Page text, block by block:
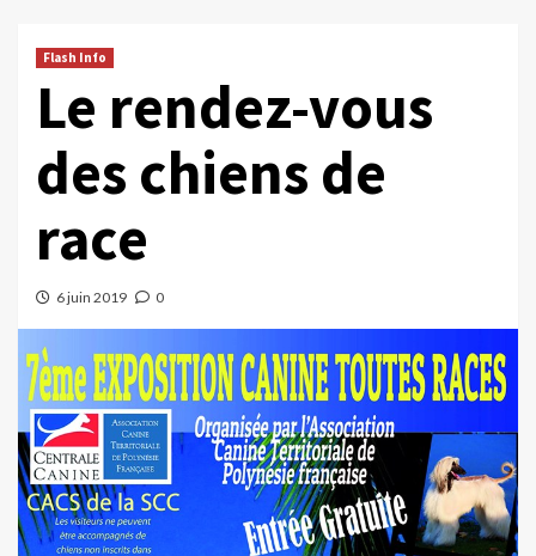
Flash Info
Le rendez-vous
des chiens de
race
6 juin 2019 0